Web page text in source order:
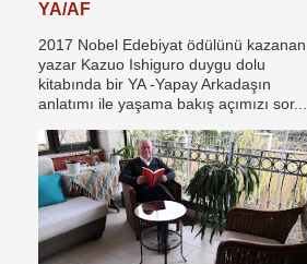
YA/AF
2017 Nobel Edebiyat ödülünü kazanan
yazar Kazuo Ishiguro duygu dolu
kitabında bir YA -Yapay Arkadaşın
anlatımı ile yaşama bakış açımızı sor...